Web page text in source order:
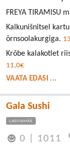
FREYA TIRAMISU
Kalkunišnitsel
õrnsoolakurgiga.
Krõbe kalakotlet
11,0€
VAATA EDASI ...
Gala Sushi
LASNAMÄE
0 1011